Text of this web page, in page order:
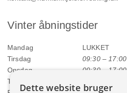
Vinter åbningstider
Mandag
LUKKET
Tirsdag
09:30 – 17:00
Onsdag
09:30 – 17:00
Torsdag
Dette website bruger